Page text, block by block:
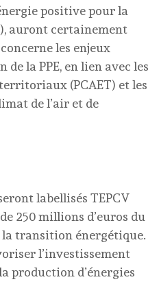
positive pour la
auront certainement
les enjeux
la PPE, en lien avec les
(PCAET) et les
de l’air et de
labellisés TEPCV
250 millions d’euros du
transition énergétique.
l’investissement
production d’énergies